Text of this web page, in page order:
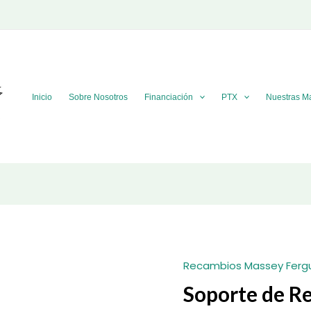
Inicio Sobre Nosotros Financiación PTX Nuestras
Recambios Massey
Soporte de